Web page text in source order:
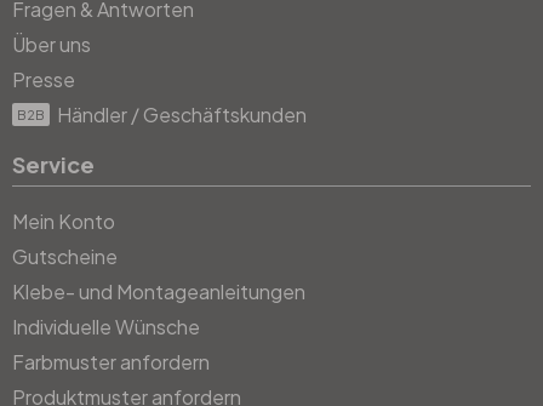
Fragen & Antworten
Über uns
Presse
B2B Händler / Geschäftskunden
Service
Mein Konto
Gutscheine
Klebe- und Montageanleitungen
Individuelle Wünsche
Farbmuster anfordern
Produktmuster anfordern